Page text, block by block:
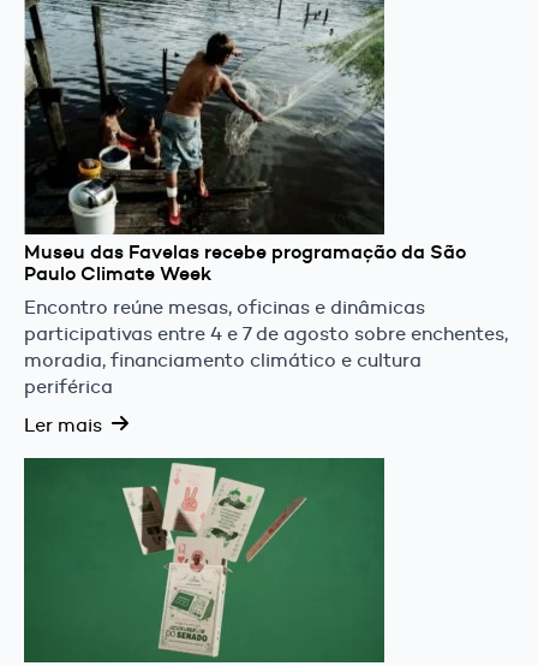
Museu das Favelas recebe programação da São
Paulo Climate Week
Encontro reúne mesas, oficinas e dinâmicas
participativas entre 4 e 7 de agosto sobre enchentes,
moradia, financiamento climático e cultura
periférica
Ler mais